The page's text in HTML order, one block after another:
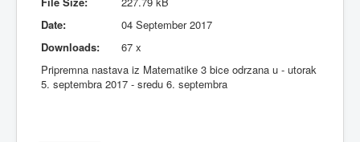
Date:
04 September 2017
Downloads:
67 x
Pripremna nastava iz Matematike 3 bice odrzana u - utorak
5. septembra 2017 - sredu 6. septembra